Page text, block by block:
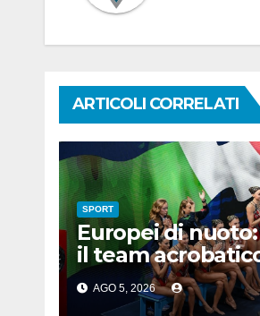
ARTICOLI CORRELATI
SPORT
Europei di
il team
dell’Italia
AGO 5, 2026